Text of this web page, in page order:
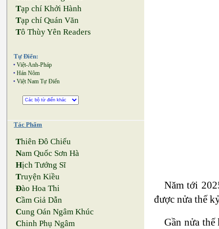
Tạp chí Khởi Hành
Tạp chí Quán Văn
Tô Thùy Yên Readers
Tự Điển:
• Việt-Anh-Pháp
• Hán Nôm
• Việt Nam Tự Điển
Tác Phẩm
Thiên Đô Chiếu
Nam Quốc Sơn Hà
Hịch Tướng Sĩ
Truyện Kiều
Đào Hoa Thi
Cầm Giả Dẫn
Cung Oán Ngâm Khúc
Chinh Phụ Ngâm
Năm tới
được nửa thế
Gần nửa